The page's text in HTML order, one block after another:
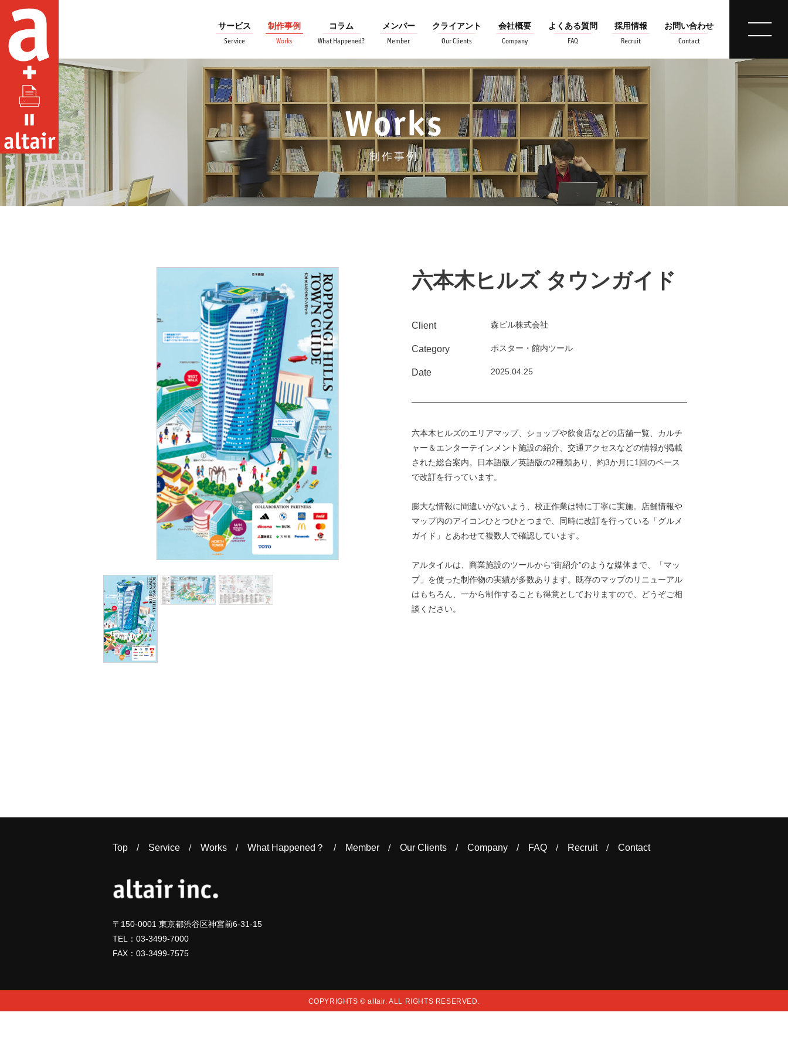
サービス
Service
制作事例
Works
コラム
What Happened?
メンバー
Member
クライアント
Our Clients
会社概要
Company
よくある質問
FAQ
採用情報
Recruit
お問い合わせ
Contact
Works
制作事例
六本木ヒルズ タウンガイド
Client 森ビル株式会社
Category ポスター・館内ツール
Date 2025.04.25
六本木ヒルズのエリアマップ、ショップや飲食店などの店舗一覧、カルチ
ャー＆エンターテインメント施設の紹介、交通アクセスなどの情報が掲載
された総合案内。日本語版／英語版の2種類あり、約3か月に1回のペース
で改訂を行っています。
膨大な情報に間違いがないよう、校正作業は特に丁寧に実施。店舗情報や
マップ内のアイコンひとつひとつまで、同時に改訂を行っている「グルメ
ガイド」とあわせて複数人で確認しています。
アルタイルは、商業施設のツールから“街紹介”のような媒体まで、「マッ
プ」を使った制作物の実績が多数あります。既存のマップのリニューアル
はもちろん、一から制作することも得意としておりますので、どうぞご相
談ください。
Top Service Works What Happened？ Member Our Clients Company FAQ Recruit Contact
〒150-0001 東京都渋谷区神宮前6-31-15
TEL：03-3499-7000
FAX：03-3499-7575
COPYRIGHTS © altair. ALL RIGHTS RESERVED.